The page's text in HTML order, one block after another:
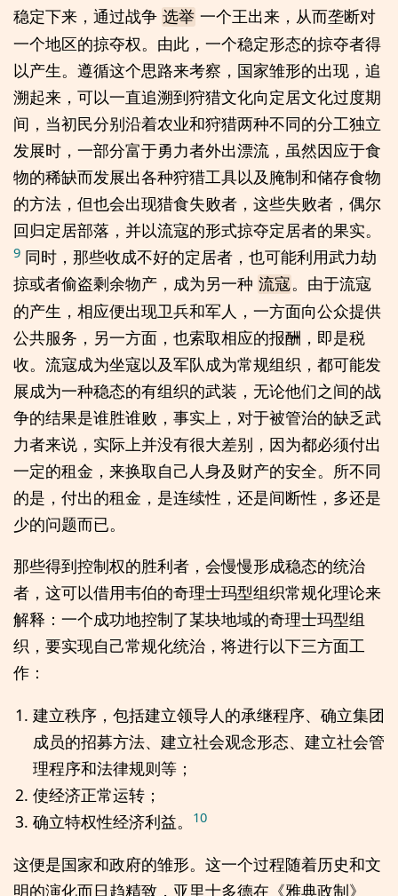
稳定下来，通过战争 选举 一个王出来，从而垄断对
一个地区的掠夺权。由此，一个稳定形态的掠夺者得
以产生。遵循这个思路来考察，国家雏形的出现，追
溯起来，可以一直追溯到狩猎文化向定居文化过度期
间，当初民分别沿着农业和狩猎两种不同的分工独立
发展时，一部分富于勇力者外出漂流，虽然因应于食
物的稀缺而发展出各种狩猎工具以及腌制和储存食物
的方法，但也会出现猎食失败者，这些失败者，偶尔
回归定居部落，并以流寇的形式掠夺定居者的果实。
9 同时，那些收成不好的定居者，也可能利用武力劫
掠或者偷盗剩余物产，成为另一种 流寇。由于流寇
的产生，相应便出现卫兵和军人，一方面向公众提供
公共服务，另一方面，也索取相应的报酬，即是税
收。流寇成为坐寇以及军队成为常规组织，都可能发
展成为一种稳态的有组织的武装，无论他们之间的战
争的结果是谁胜谁败，事实上，对于被管治的缺乏武
力者来说，实际上并没有很大差别，因为都必须付出
一定的租金，来换取自己人身及财产的安全。所不同
的是，付出的租金，是连续性，还是间断性，多还是
少的问题而已。
那些得到控制权的胜利者，会慢慢形成稳态的统治
者，这可以借用韦伯的奇理士玛型组织常规化理论来
解释：一个成功地控制了某块地域的奇理士玛型组
织，要实现自己常规化统治，将进行以下三方面工
作：
建立秩序，包括建立领导人的承继程序、确立集团
成员的招募方法、建立社会观念形态、建立社会管
理程序和法律规则等；
使经济正常运转；
确立特权性经济利益。
10
这便是国家和政府的雏形。这一个过程随着历史和文
明的演化而日趋精致，亚里士多德在《雅典政制》